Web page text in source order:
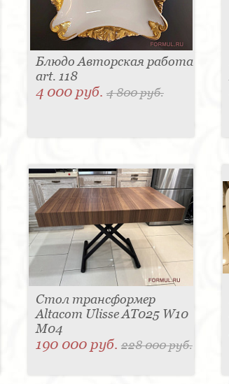
Блюдо Авторская работа
art. 118
4 000 руб. 4 800 руб.
Стол трансформер
Altacom Ulisse AT025 W10
M04
190 000 руб. 228 000 руб.